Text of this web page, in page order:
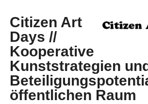
Citizen Art
Days //
Kooperative
Kunststrategien
öffentlichen Raum